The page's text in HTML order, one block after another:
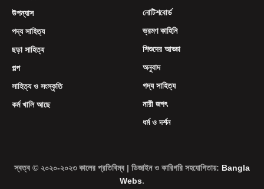
উপন্যাস
পদ্য সাহিত্য
ছড়া সাহিত্য
গল্প
সাহিত্য ও সংস্কৃতি
কর্ম খালি আছে
নোটিশবোর্ড
ভ্রমণ কাহিনি
শিশুদের আড্ডা
অনুবাদ
গদ্য সাহিত্য
নারী জগৎ
ধর্ম ও দর্শন
স্বত্ব © ২০২০-২০২৩ কালের প্রতিবিম্ব | ডিজাইন ও কারিগরি সহযোগিতায়: Bangla
Webs.